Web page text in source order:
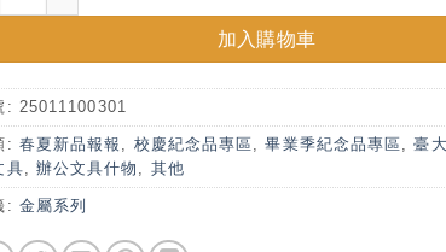
加入購物車
: 25011100301
: 春夏新品報報 , 校慶紀念品專區,畢業季紀念品專區,臺
具, 辦公文具什物 , 其他
: 金屬系列